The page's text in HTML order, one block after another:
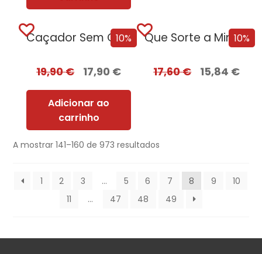
10%
Caçador Sem Coração
19,90€ 17,90 €
Adicionar ao
carrinho
10%
Que Sorte a Minha Tua – Edição...
17,60€ 15,84 €
A mostrar 141–160 de 973 resultados
1 2 3 … 5 6 7 8 9
10
11
… 47 48 49